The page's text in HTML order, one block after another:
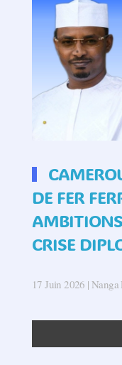
DE FER
CRISE
17 Juin 2026 | Nanga